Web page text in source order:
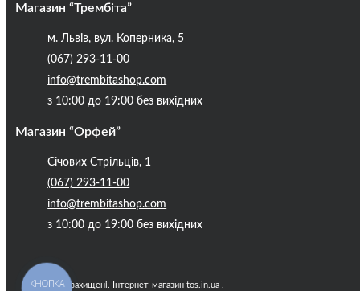
Контакти
Публічна оферта
Бренди
Блог
Магазин “Трембіта”
м. Львів, вул. Коперника, 5
(067) 293-11-00
info@trembitashop.com
з 10:00 до 19:00 без вихідних
Магазин “Орфей”
Січових Стрільців, 1
(067) 293-11-00
info@trembitashop.com
з 10:00 до 19:00 без вихідних
Всі права захищені. Інтернет-магазин tos.in.ua .
КНОПКА